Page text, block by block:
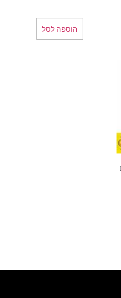
הוספה לסל